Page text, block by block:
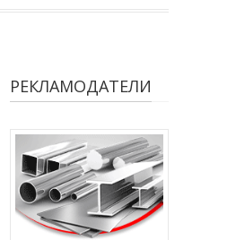
РЕКЛАМОДАТЕЛИ